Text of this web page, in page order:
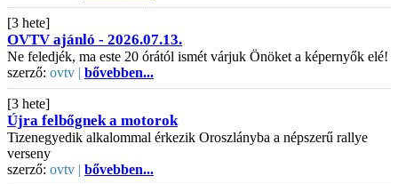
[3 hete]
OVTV ajánló - 2026.07.13.
Ne feledjék, ma este 20 órától ismét várjuk Önöket a képernyők elé!
szerző: ovtv | bővebben...
[3 hete]
Újra felbőgnek a motorok
Tizenegyedik alkalommal érkezik Oroszlányba a népszerű rallye
verseny
szerző: ovtv | bővebben...